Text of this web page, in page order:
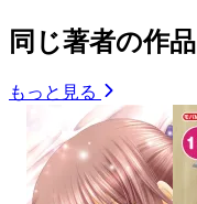
同じ著者の作品
もっと見る